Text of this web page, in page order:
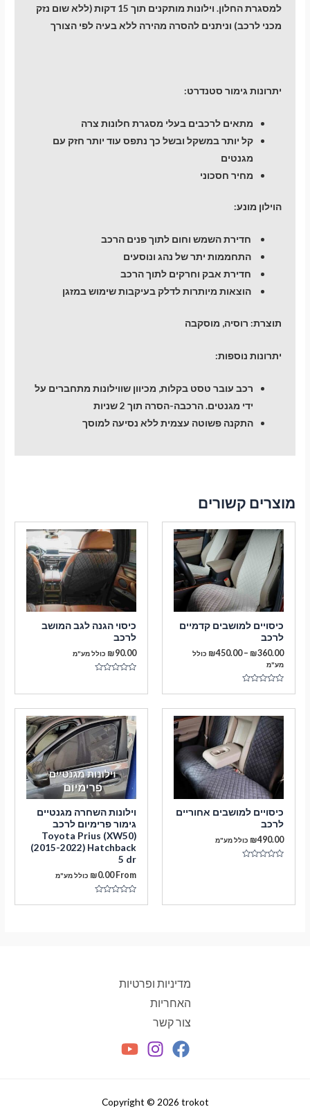
למסגרת החלון. וילונות מותקנים תוך 15 דקות (ללא שום נזק
מכני לרכב) וניתנים להסרה מהירה ללא בעיה לפי הצורך
יתרונות גימור סטנדרט:
מתאים לרכבים בעלי מסגרת חלונות צרה
קל יותר במשקל ובשל כך נתפס עוד יותר חזק עם
מגנטים
מחיר חסכוני
הוילון מונע:
חדירת השמש וחום לתוך פנים הרכב
התחממות יתר של נהג ונוסעים
חדירת אבק וחרקים לתוך הרכב
הוצאות מיותרות לדלק בעיקבות שימוש במזגן
תוצרת: רוסיה, מוסקבה
יתרונות נוספות:
רכב עובר טסט בקלות, מכיוון שווילונות מתחברים על
ידי מגנטים. הרכבה-הסרה תוך 2 שניות
התקנה פשוטה עצמית ללא נסיעה למוסך
מוצרים קשורים
כיסויים למושבים קדמיים
לרכב
₪360.00
–
₪450.00
טווח
⁦₪450.00⁩
כולל
מע"מ
כיסוי הגנה לגב המושב
לרכב
₪90.00 כולל מע"מ
מתוך
כיסויים למושבים אחוריים
לרכב
₪490.00 כולל מע"מ
וילונות השחרה מגנטיים
גימור פרימיום לרכב
Toyota Prius (XW50)
(2015-2022) Hatchback
5 dr
From
₪0.00 כולל מע"מ
מדיניות ופרטיות
האחריות
צור קשר
Copyright © 2026 trokot